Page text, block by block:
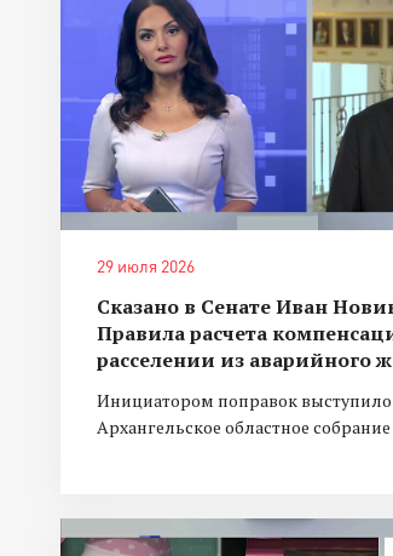
29 июля 2026
Сказано в Сенате Иван
Правила расчета
расселении из аварийного
Инициатором поправок выступило
Архангельское областное собрание